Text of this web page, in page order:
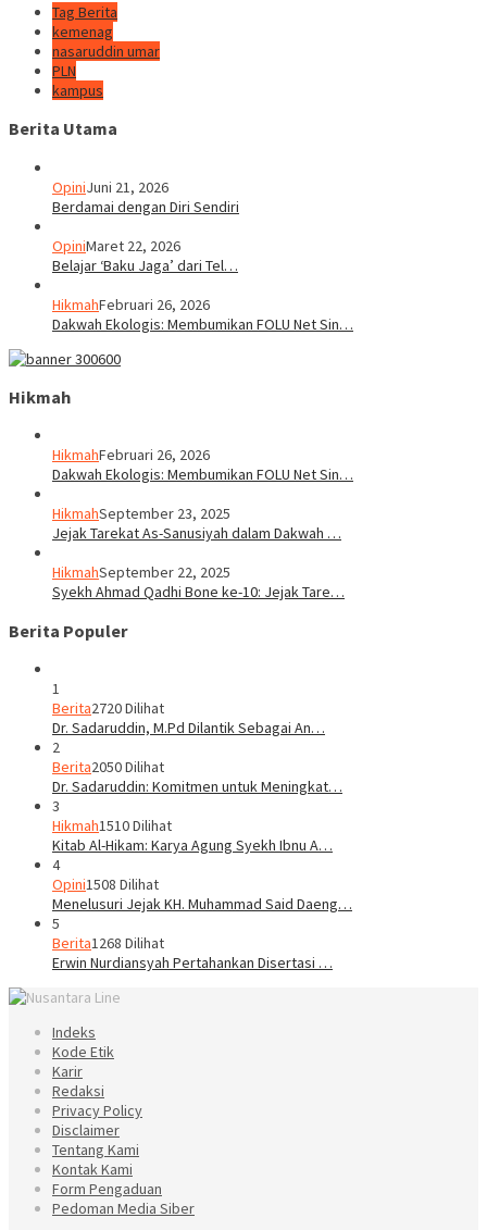
Tag Berita
kemenag
nasaruddin umar
PLN
kampus
Berita Utama
OpiniJuni 21, 2026
Berdamai dengan Diri Sendiri
OpiniMaret 22, 2026
Belajar ‘Baku Jaga’ dari Tel…
HikmahFebruari 26, 2026
Dakwah Ekologis: Membumikan FOLU Net Sin…
Hikmah
HikmahFebruari 26, 2026
Dakwah Ekologis: Membumikan FOLU Net Sin…
HikmahSeptember 23, 2025
Jejak Tarekat As-Sanusiyah dalam Dakwah …
HikmahSeptember 22, 2025
Syekh Ahmad Qadhi Bone ke-10: Jejak Tare…
Berita Populer
1
Berita2720 Dilihat
Dr. Sadaruddin, M.Pd Dilantik Sebagai An…
2
Berita2050 Dilihat
Dr. Sadaruddin: Komitmen untuk Meningkat…
3
Hikmah1510 Dilihat
Kitab Al-Hikam: Karya Agung Syekh Ibnu A…
4
Opini1508 Dilihat
Menelusuri Jejak KH. Muhammad Said Daeng…
5
Berita1268 Dilihat
Erwin Nurdiansyah Pertahankan Disertasi …
Indeks
Kode Etik
Karir
Redaksi
Privacy Policy
Disclaimer
Tentang Kami
Kontak Kami
Form Pengaduan
Pedoman Media Siber